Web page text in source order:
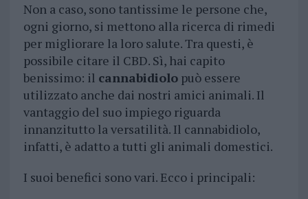
Non a caso, sono tantissime le persone che,
ogni giorno, si mettono alla ricerca di rimedi
per migliorare la loro salute. Tra questi, è
possibile citare il CBD. Sì, hai capito
benissimo: il cannabidiolopuò essere
utilizzato anche dai nostri amici animali. Il
vantaggio del suo impiego riguarda
innanzitutto la versatilità. Il cannabidiolo,
infatti, è adatto a tutti gli animali domestici.
I suoi benefici sono vari. Ecco i principali: